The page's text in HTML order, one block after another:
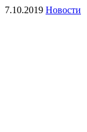
7.10.2019 Новости